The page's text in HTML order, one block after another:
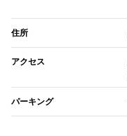
住所
アクセス
パーキング